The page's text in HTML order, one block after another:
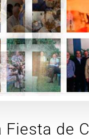
Fiesta de